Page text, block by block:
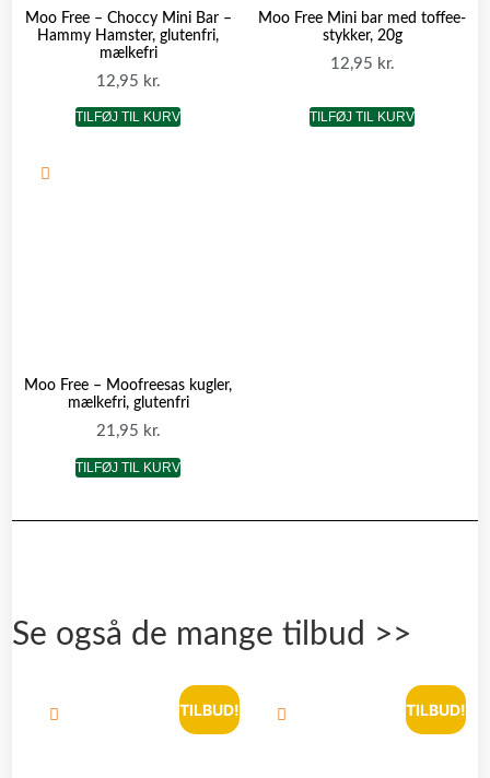
Moo Free – Choccy Mini Bar –
Hammy Hamster, glutenfri,
mælkefri
12,95 kr.
TILFØJ TIL KURV
Moo Free Mini bar med toffee-
stykker, 20g
12,95 kr.
TILFØJ TIL KURV
Moo Free – Moofreesas kugler,
mælkefri, glutenfri
21,95 kr.
TILFØJ TIL KURV
Se også de mange tilbud >>
TILBUD! TILBUD!